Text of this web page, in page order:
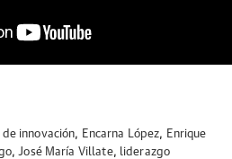
de innovación, Encarna López, Enrique
,José María Villate,
liderazgo